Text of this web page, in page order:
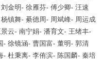
刘金明- 徐雁芬- 傅少卿- 汪速
杨镇舞- 綦德周- 周斌峰- 周运成
云- 南宁娟- 潘育文- 王绪丰-
- 徐镜涵- 曹国富- 董明- 郭清
- 杜秉离- 李侑滨- 陈国麟- 秦培